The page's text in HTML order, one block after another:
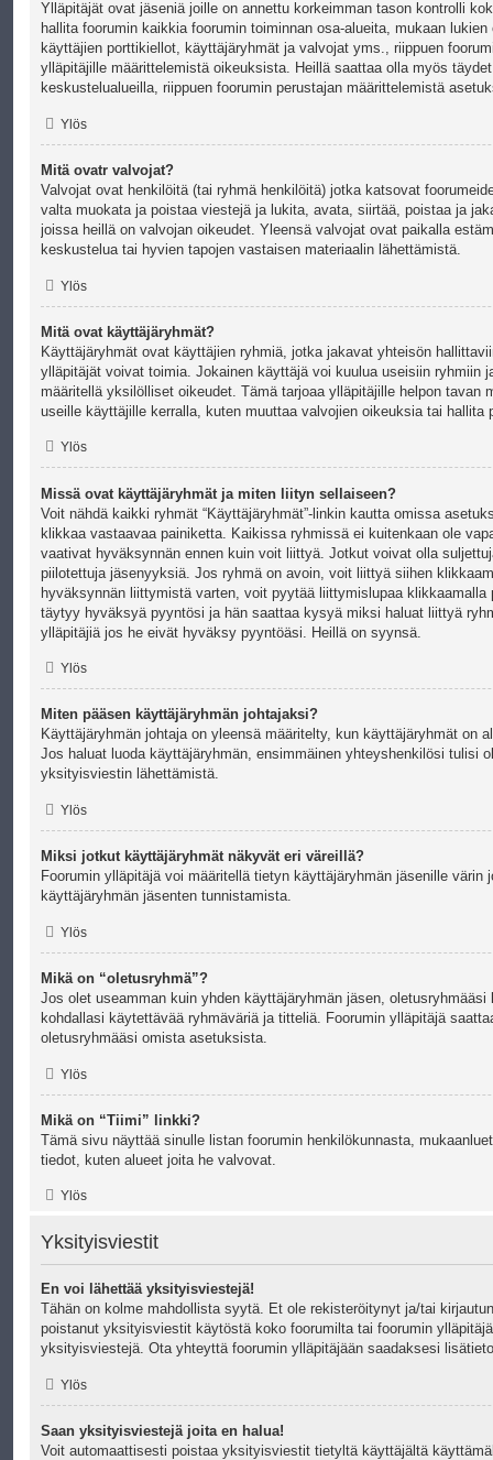
Ylläpitäjät ovat jäseniä joille on annettu korkeimman tason kontrolli
hallita foorumin kaikkia foorumin toiminnan osa-alueita, mukaan
käyttäjien porttikiellot, käyttäjäryhmät ja valvojat yms., riippuen
ylläpitäjille määrittelemistä oikeuksista. Heillä saattaa olla myös
keskustelualueilla, riippuen foorumin perustajan määrittelemistä
Ylös
Mitä ovatr valvojat?
Valvojat ovat henkilöitä (tai ryhmä henkilöitä) jotka katsovat
valta muokata ja poistaa viestejä ja lukita, avata, siirtää, poistaa ja
joissa heillä on valvojan oikeudet. Yleensä valvojat ovat paikalla
keskustelua tai hyvien tapojen vastaisen materiaalin lähettämistä.
Ylös
Mitä ovat käyttäjäryhmät?
Käyttäjäryhmät ovat käyttäjien ryhmiä, jotka jakavat yhteisön
ylläpitäjät voivat toimia. Jokainen käyttäjä voi kuulua useisiin ryhmiin
määritellä yksilölliset oikeudet. Tämä tarjoaa ylläpitäjille helpon tavan
useille käyttäjille kerralla, kuten muuttaa valvojien oikeuksia tai hallita
Ylös
Missä ovat käyttäjäryhmät ja miten liityn sellaiseen?
Voit nähdä kaikki ryhmät “Käyttäjäryhmät”-linkin kautta omissa
klikkaa vastaavaa painiketta. Kaikissa ryhmissä ei kuitenkaan ole
vaativat hyväksynnän ennen kuin voit liittyä. Jotkut voivat olla
piilotettuja jäsenyyksiä. Jos ryhmä on avoin, voit liittyä siihen
hyväksynnän liittymistä varten, voit pyytää liittymislupaa klikkaamalla
täytyy hyväksyä pyyntösi ja hän saattaa kysyä miksi haluat liittyä
ylläpitäjiä jos he eivät hyväksy pyyntöäsi. Heillä on syynsä.
Ylös
Miten pääsen käyttäjäryhmän johtajaksi?
Käyttäjäryhmän johtaja on yleensä määritelty, kun käyttäjäryhmät on
Jos haluat luoda käyttäjäryhmän, ensimmäinen yhteyshenkilösi tulisi
yksityisviestin lähettämistä.
Ylös
Miksi jotkut käyttäjäryhmät näkyvät eri väreillä?
Foorumin ylläpitäjä voi määritellä tietyn käyttäjäryhmän jäsenille värin
käyttäjäryhmän jäsenten tunnistamista.
Ylös
Mikä on “oletusryhmä”?
Jos olet useamman kuin yhden käyttäjäryhmän jäsen,
kohdallasi käytettävää ryhmäväriä ja titteliä. Foorumin ylläpitäjä
oletusryhmääsi omista asetuksista.
Ylös
Mikä on “Tiimi” linkki?
Tämä sivu näyttää sinulle listan foorumin henkilökunnasta,
tiedot, kuten alueet joita he valvovat.
Ylös
Yksityisviestit
En voi lähettää yksityisviestejä!
Tähän on kolme mahdollista syytä. Et ole rekisteröitynyt ja/tai
poistanut yksityisviestit käytöstä koko foorumilta tai foorumin
yksityisviestejä. Ota yhteyttä foorumin ylläpitäjään saadaksesi
Ylös
Saan yksityisviestejä joita en halua!
Voit automaattisesti poistaa yksityisviestit tietyltä käyttäjältä